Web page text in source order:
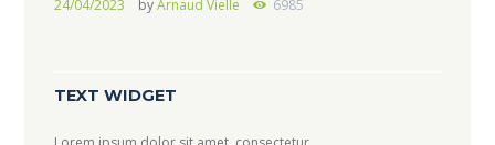
24/04/2023 byArnaud Vielle 6985
TEXT WIDGET